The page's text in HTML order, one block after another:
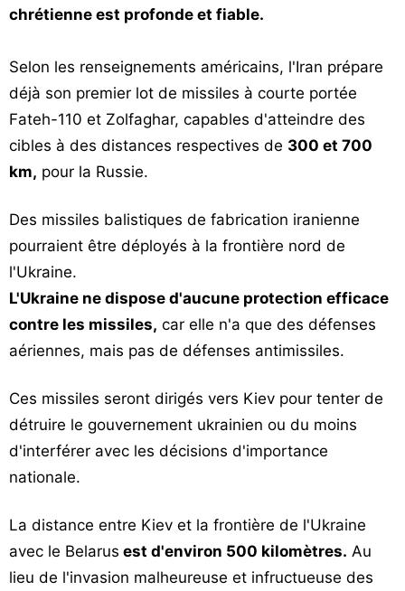
chrétienne est profonde et fiable.
Selon les renseignements américains, l'Iran prépare
déjà son premier lot de missiles à courte portée
Fateh-110 et Zolfaghar, capables d'atteindre des
cibles à des distances respectives de 300 et 700
km, pour la Russie.
Des missiles balistiques de fabrication iranienne
pourraient être déployés à la frontière nord de
l'Ukraine.
L'Ukraine ne dispose d'aucune protection efficace
contre les missiles, car elle n'a que des défenses
aériennes, mais pas de défenses antimissiles.
Ces missiles seront dirigés vers Kiev pour tenter de
détruire le gouvernement ukrainien ou du moins
d'interférer avec les décisions d'importance
nationale.
La distance entre Kiev et la frontière de l'Ukraine
avec le Belarus est d'environ 500 kilomètres. Au
lieu de l'invasion malheureuse et infructueuse des